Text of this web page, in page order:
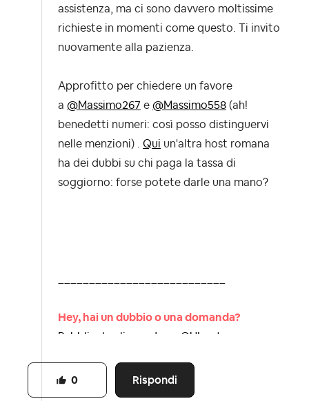
assistenza, ma ci sono davvero moltissime
richieste in momenti come questo. Ti invito
nuovamente alla pazienza.
Approfitto per chiedere un favore
a @Massimo267 e @Massimo558 (ah!
benedetti numeri: così posso distinguervi
nelle menzioni) . Qui un'altra host romana
ha dei dubbi su chi paga la tassa di
soggiorno: forse potete darle una mano?
Hey, hai un dubbio o una domanda?
Pubblicala cliccando >>QUI<< troveremo
Dai un’occhiata alla nostra netiquette, le
Linee guida della community
Rispondi
0